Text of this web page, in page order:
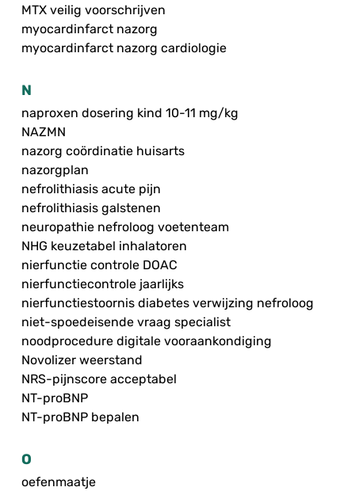
MTX veilig voorschrijven
myocardinfarct nazorg
myocardinfarct nazorg cardiologie
N
naproxen dosering kind 10-11 mg/kg
NAZMN
nazorg coördinatie huisarts
nazorgplan
nefrolithiasis acute pijn
nefrolithiasis galstenen
neuropathie nefroloog voetenteam
NHG keuzetabel inhalatoren
nierfunctie controle DOAC
nierfunctiecontrole jaarlijks
nierfunctiestoornis diabetes verwijzing nefroloog
niet-spoedeisende vraag specialist
noodprocedure digitale vooraankondiging
Novolizer weerstand
NRS-pijnscore acceptabel
NT-proBNP
NT-proBNP bepalen
O
oefenmaatje